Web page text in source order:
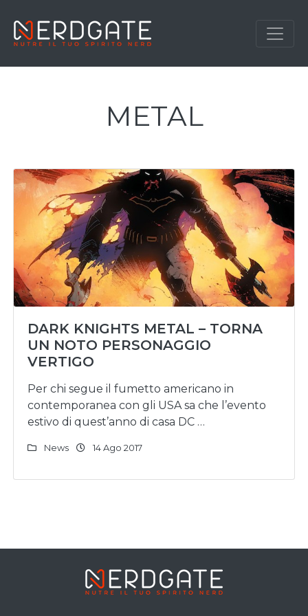
METAL
DARK KNIGHTS METAL – TORNA
UN NOTO PERSONAGGIO
VERTIGO
Per chi segue il fumetto americano in
contemporanea con gli USA sa che l’evento
estivo di quest’anno di casa DC …
News 14 Ago 2017